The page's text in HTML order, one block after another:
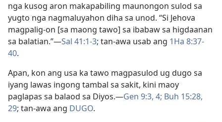
nga kusog aron makapabiling maunongon sulod sa
yugto nga nagmaluyahon diha sa unod. “Si Jehova
magpalig-on [sa maong tawo] sa ibabaw sa higdaanan
sa balatian.”​—Sal 41:1-3; tan-awa usab ang 1Ha 8:37-
40.
Apan, kon ang usa ka tawo magpasulod ug dugo sa
iyang lawas ingong tambal sa sakit, kini maoy
paglapas sa balaod sa Diyos.​—Gen 9:​3, 4; Buh 15:​28,
29; tan-awa ang DUGO.